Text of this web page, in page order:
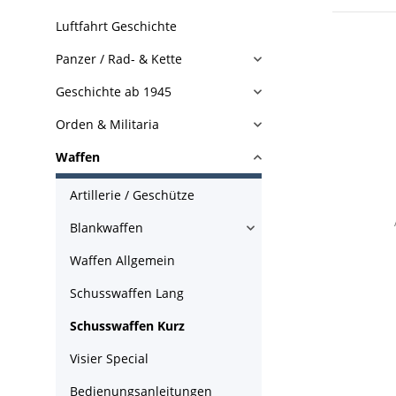
Luftfahrt Geschichte
Panzer / Rad- & Kette
Geschichte ab 1945
Orden & Militaria
Waffen
Artillerie / Geschütze
Blankwaffen
Waffen Allgemein
Schusswaffen Lang
Schusswaffen Kurz
Visier Special
Bedienungsanleitungen